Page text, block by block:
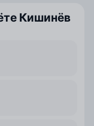
Кишинёв